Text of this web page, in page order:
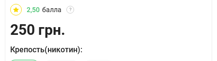
2,50 балла ?
250 грн.
Крепость(никотин):